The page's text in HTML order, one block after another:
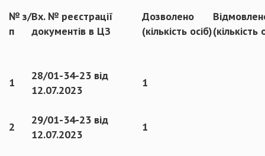
№ з/
п
Вх. № реєстрації
документів в ЦЗ
Дозволено
(кількість осіб)(кількість
1
28/01-34-23 від
12.07.2023
1
2
29/01-34-23 від
12.07.2023
1